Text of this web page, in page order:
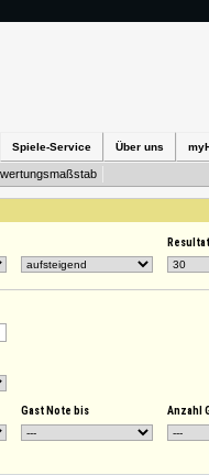
Spiele-Service Über uns
Gast Note bis Anzahl